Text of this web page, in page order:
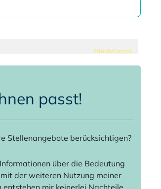
FriendlyCaptcha ⇗
passt!
Stellenangebote berücksichtigen?
Informationen über die Bedeutung
der weiteren Nutzung meiner
mir keinerlei Nachteile.